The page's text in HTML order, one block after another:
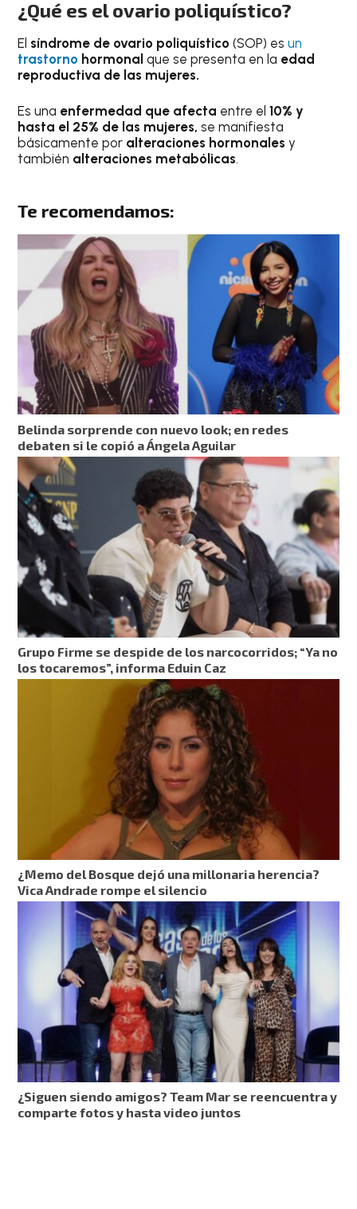
¿Qué es el ovario poliquístico?
El síndrome de ovario poliquístico (SOP) esun
trastorno hormonal que se presenta en la edad
reproductiva de las mujeres.
Es una enfermedad que afecta entre el10% y
hasta el 25% de las mujeres,se manifiesta
básicamente por alteraciones hormonales y
también alteraciones metabólicas.
Te recomendamos:
Belinda sorprende con nuevo look; en redes
debaten si le copió a Ángela Aguilar
Grupo Firme se despide de los narcocorridos; “Ya no
los tocaremos”, informa Eduin Caz
¿Memo del Bosque dejó una millonaria herencia?
Vica Andrade rompe el silencio
¿Siguen siendo amigos? Team Mar se reencuentra y
comparte fotos y hasta video juntos